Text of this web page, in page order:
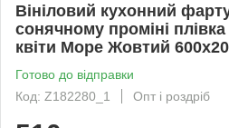
Вініловий кухонний
сонячному проміні
квіти Море Жовтий
Готово до відправки
Код: Z182280_1
Опт і роздріб